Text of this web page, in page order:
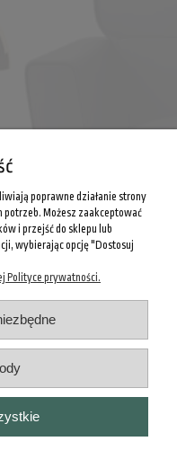
poprawne działanie strony
potrzeb. Możesz zaakceptować
i przejść do sklepu lub
wybierając opcję "Dostosuj
Polityce prywatności.